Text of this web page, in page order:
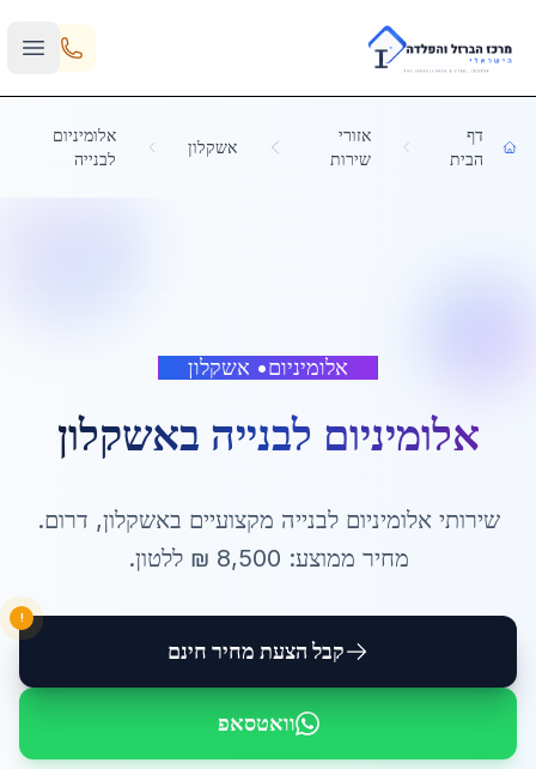
Skip to main content
דף
הבית
אזורי
שירות
אשקלון
אלומיניום
לבנייה
אלומיניום• אשקלון
אלומיניום לבנייה באשקלון
שירותיאלומיניום לבנייה מקצועיים באשקלון, דרום.
מחיר ממוצע: 8,500 ₪ ללטון.
קבל הצעת מחיר חינם
!
וואטסאפ